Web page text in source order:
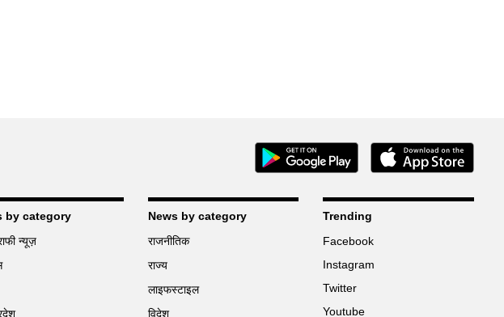
by category
न्यूज़
News by category
राजनीतिक
राज्य
लाइफस्टाइल
विदेश
Trending
Facebook
Instagram
Twitter
Youtube